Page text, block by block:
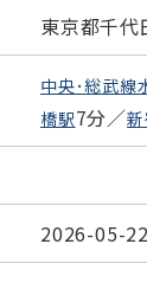
東京都千
中央･総武線
橋駅7分／
2026-05-22